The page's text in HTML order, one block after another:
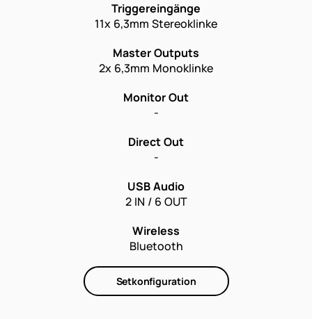
Triggereingänge
11x 6,3mm Stereoklinke
Master Outputs
2x 6,3mm Monoklinke
Monitor Out
-
Direct Out
-
USB Audio
2 IN / 6 OUT
Wireless
Bluetooth
Setkonfiguration